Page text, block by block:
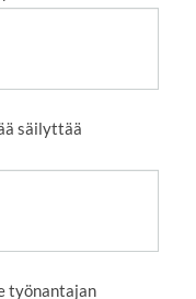
säilyttää
työnantajan